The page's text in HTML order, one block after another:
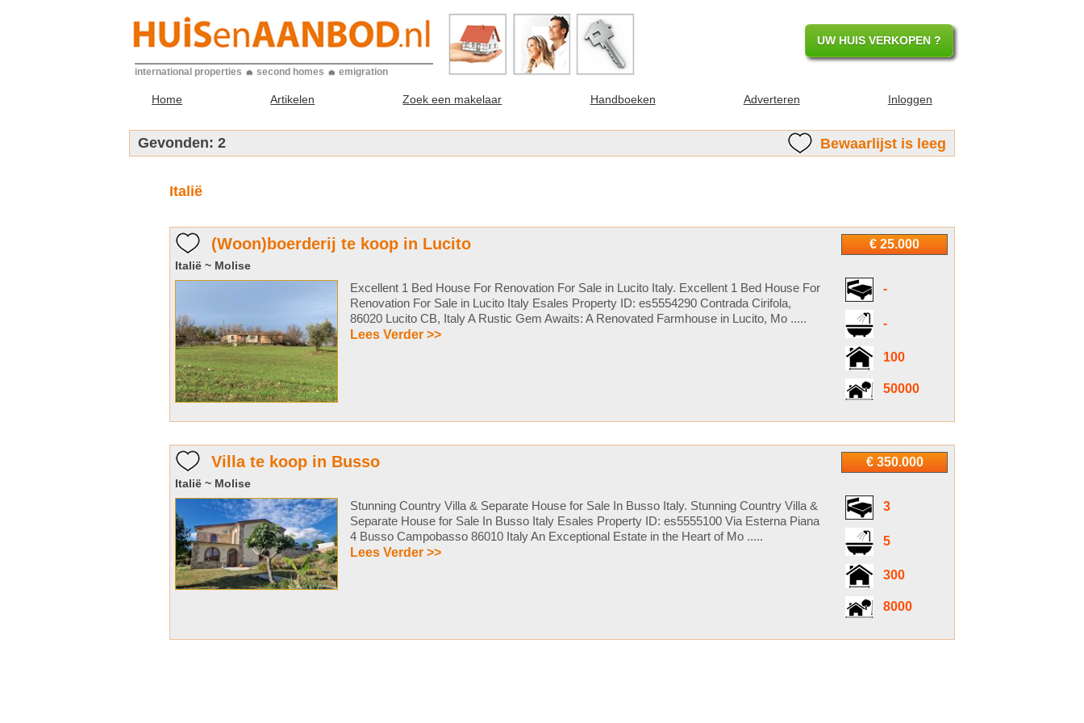
international properties second homes emigration
UW HUIS VERKOPEN ?
Home Artikelen Zoek een makelaar Handboeken Adverteren Inloggen
Gevonden: 2 Bewaarlijst is leeg
Italië
€ 25.000
(Woon)boerderij te koop in Lucito
Italië ~ Molise
-
-
100
50000
Excellent 1 Bed House For Renovation For Sale in Lucito Italy. Excellent 1 Bed House For
Renovation For Sale in Lucito Italy Esales Property ID: es5554290 Contrada Cirifola,
86020 Lucito CB, Italy A Rustic Gem Awaits: A Renovated Farmhouse in Lucito, Mo .....
Lees Verder >>
€ 350.000
Villa te koop in Busso
Italië ~ Molise
3
5
300
8000
Stunning Country Villa & Separate House for Sale In Busso Italy. Stunning Country Villa &
Separate House for Sale In Busso Italy Esales Property ID: es5555100 Via Esterna Piana
4 Busso Campobasso 86010 Italy An Exceptional Estate in the Heart of Mo .....
Lees Verder >>